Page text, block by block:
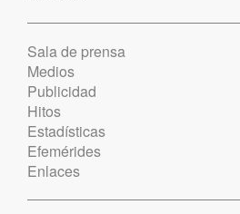
Sala de prensa
Medios
Publicidad
Hitos
Estadísticas
Efemérides
Enlaces